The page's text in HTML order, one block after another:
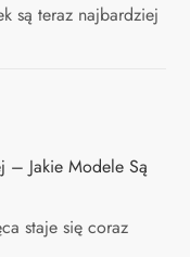
są teraz najbardziej
– Jakie Modele Są
staje się coraz